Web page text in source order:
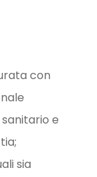
con
e
sia